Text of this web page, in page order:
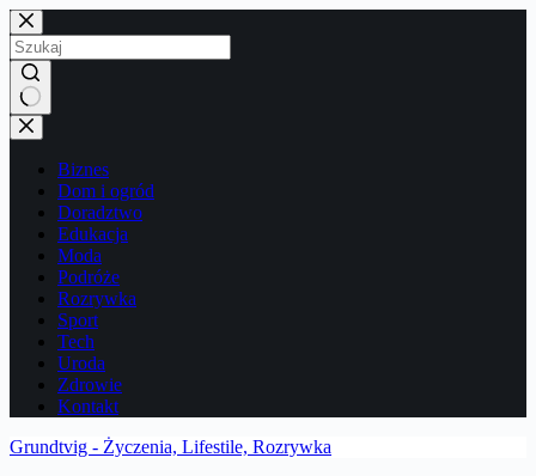
Przejdź
do
treści
Brak
wyników
Biznes
Dom i ogród
Doradztwo
Edukacja
Moda
Podróże
Rozrywka
Sport
Tech
Uroda
Zdrowie
Kontakt
Grundtvig - Życzenia, Lifestile, Rozrywka